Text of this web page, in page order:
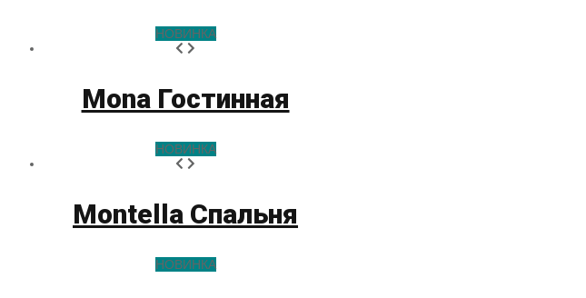
НОВИНКА
Mona Гостинная
НОВИНКА
Montella Спальня
НОВИНКА